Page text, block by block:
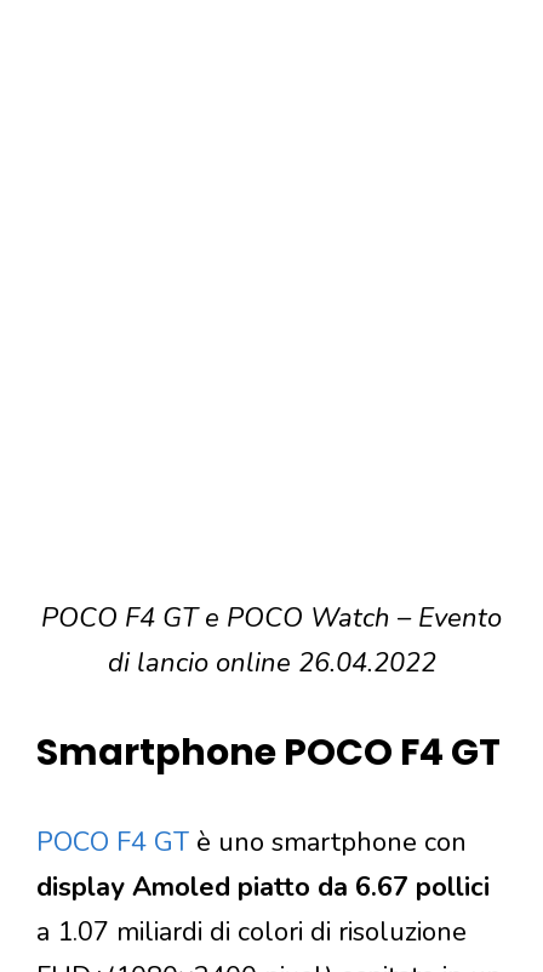
POCO F4 GT e POCO Watch – Evento
di lancio online 26.04.2022
Smartphone POCO F4 GT
POCO F4 GT è uno smartphone con
display Amoled piatto da 6.67 pollici
a 1.07 miliardi di colori di risoluzione